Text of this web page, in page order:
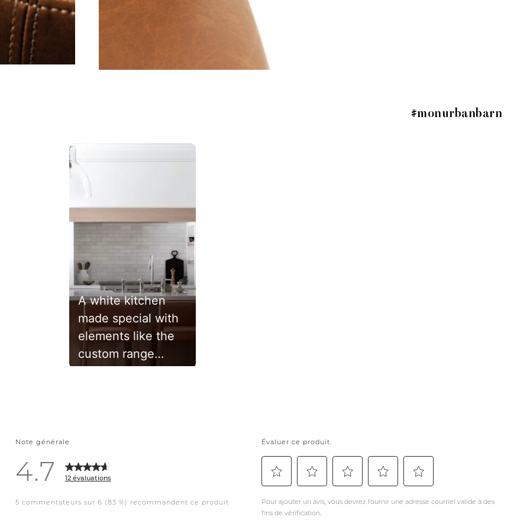
#monurbanbarn
buttons to navigate.
A white kitchen
made special with
elements like the
custom range
#whitekitchen
#design